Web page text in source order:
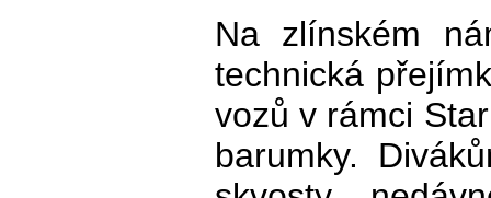
Na zlínském
technická
vozů v rámci
barumky.